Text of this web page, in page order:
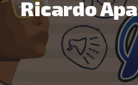
Ricardo